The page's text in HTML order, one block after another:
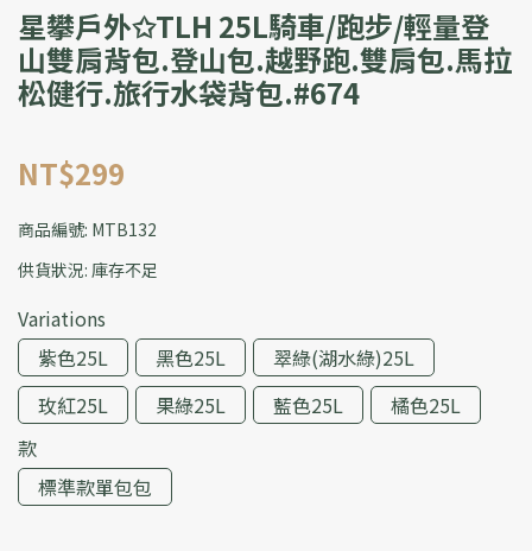
星攀戶外✩TLH 25L騎車/跑步/輕量登
山雙肩背包.登山包.越野跑.雙肩包.馬拉
松健行.旅行水袋背包.#674
NT$299
商品編號: MTB132
供貨狀況: 庫存不足
Variations
紫色25L
黑色25L
翠綠(湖水綠)25L
玫紅25L
果綠25L 藍色25L
橘色25L
款
標準款單包包